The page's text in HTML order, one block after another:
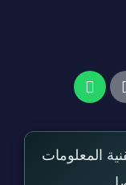
المعلومات